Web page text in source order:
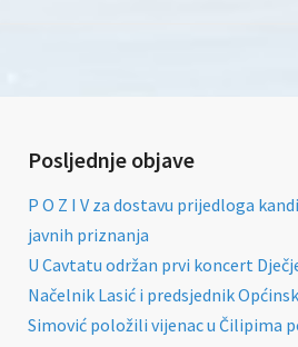
Posljednje objave
P O Z I V za dostavu prijedloga
javnih priznanja
U Cavtatu održan prvi koncert
Načelnik Lasić i predsjednik
Simović položili vijenac u Čilipima